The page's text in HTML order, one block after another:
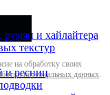
и хайлайтера
текстур
и ресниц
на обработку своих
персональных данных.